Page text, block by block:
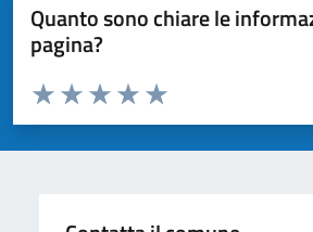
Quanto sono chiare le
pagina?
Valuta da 1 a 5 stelle la pagina
Valuta 5 stelle su 5
Valuta 4 stelle su 5
Valuta 3 stelle su 5
Valuta 2 stelle su 5
Valuta 1 stelle su 5